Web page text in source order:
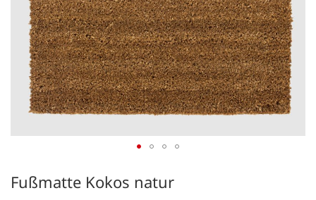
Fußmatte Kokos natur